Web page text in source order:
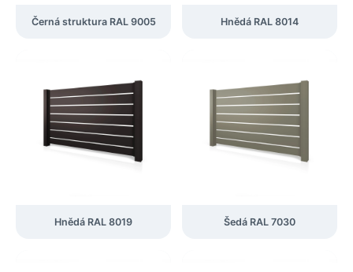
Černá struktura RAL 9005 Hnědá RAL 8014
Hnědá RAL 8019 Šedá RAL 7030